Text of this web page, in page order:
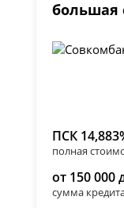
большая
ПСК
полная
от 150 000
сумма